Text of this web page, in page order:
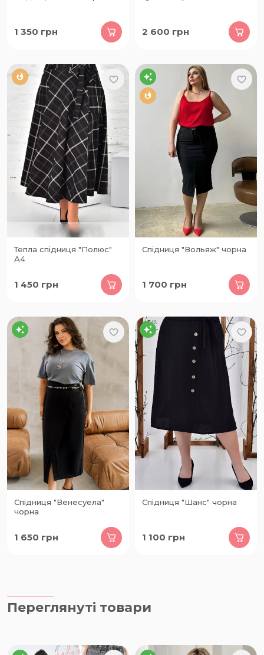
1 350 грн 2 600 грн
Тепла спідниця "Полюс"
А4
1 450 грн
Спідниця "Вольяж" чорна
1 700 грн
Спідниця "Венесуела"
чорна
1 650 грн
Спідниця "Шанс" чорна
1 100 грн
Переглянуті товари